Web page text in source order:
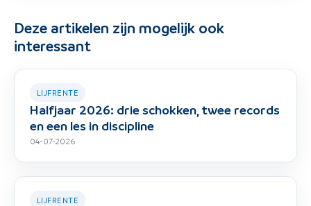
Deze artikelen zijn mogelijk ook
interessant
LIJFRENTE
Halfjaar 2026: drie schokken, twee records
en een les in discipline
04-07-2026
LIJFRENTE